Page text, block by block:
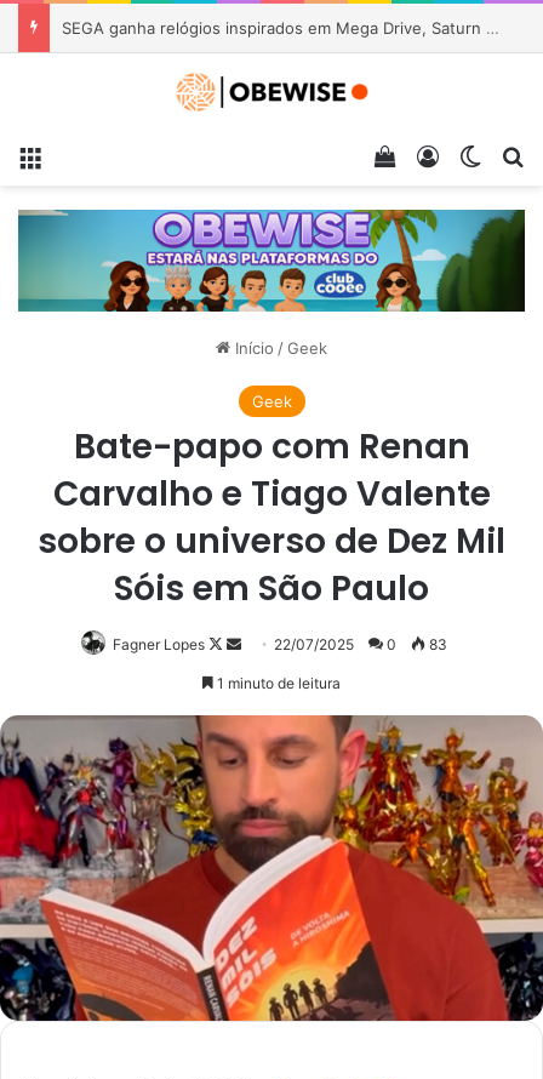
Vídeo em 3D mostra a transformação de Manhattan de 1600 a 2026
Entrar
Veja seu
Início /Geek
Geek
Bate-papo com Renan
Carvalho e Tiago Valente
sobre o universo de Dez Mil
Sóis em São Paulo
Fagner Lopes
Follow
Mande22/07/2025 0 83
1 minuto de leitura